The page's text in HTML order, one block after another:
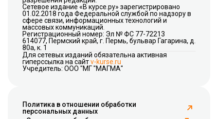
Сетевое издание «В курсе.ру» зарегистрировано
01.02.2018 года Федеральной службой по надзору в
сфере связи, информационных технологий и
массовых коммуникаций.
Регистрационный номер: Эл № ФС 77-72213
614077, Пермский край, г. Пермь, бульвар Гагарина, д.
80а, к. 1
Для сетевых изданий обязательна активная
гиперссылка на сайтv-kurse.ru
Учредитель: ООО "МГ "МАГМА"
Политика в отношении обработки
персональных данных